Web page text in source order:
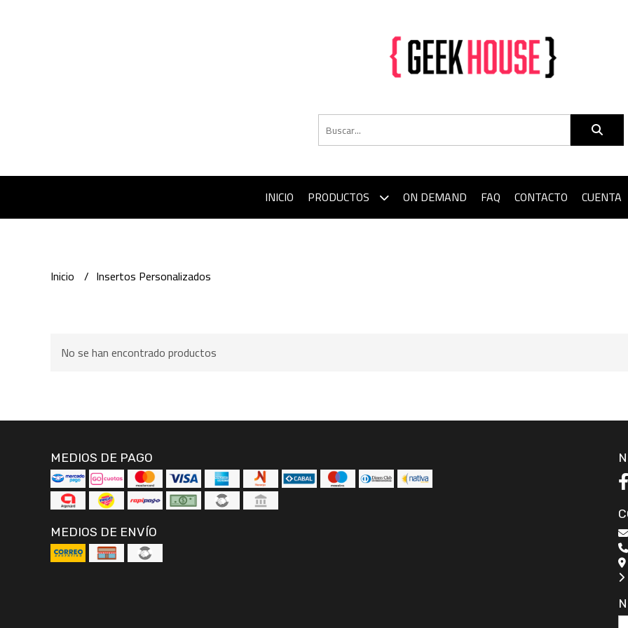
INICIO PRODUCTOS ON DEMAND FAQ CONTACTO CUENTA
Inicio Insertos Personalizados
No se han encontrado productos
MEDIOS DE PAGO
MEDIOS DE ENVÍO